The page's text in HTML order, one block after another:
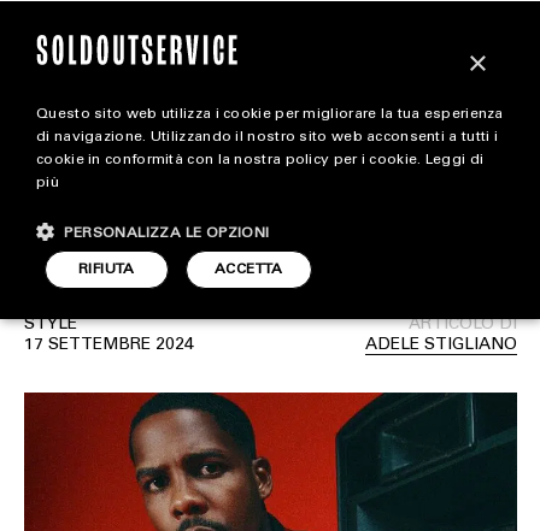
magazine
STYLE
FOOTWEAR
ACCESSORIES
Off-White e AC Milan
celebrano il 125º
anniversario del Club
STYLE
17 SETTEMBRE 2024
ARTICOLO DI
ADELE STIGLIANO
×
Questo sito web utilizza i cookie per migliorare la tua esperienza
di navigazione. Utilizzando il nostro sito web acconsenti a tutti i
cookie in conformità con la nostra policy per i cookie. Leggi di
più
ACCETTA
RIFIUTA
PERSONALIZZA LE OPZIONI